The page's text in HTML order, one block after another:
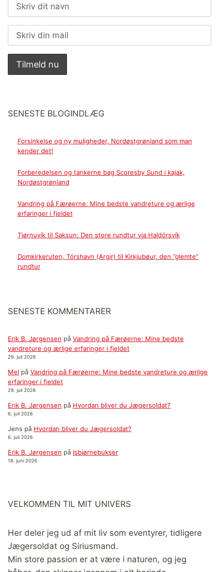
SENESTE BLOGINDLÆG
Forsinkelse og ny muligheder, Nordøstgrønland som man
kender det!
Forberedelsen og tankerne bag Scoresby Sund i kajak,
Nordøstgrønland
Vandring på Færøerne: Mine bedste vandreture og ærlige
erfaringer i fjeldet
Tjørnuvík til Saksun: Den store rundtur via Haldórsvík
Domkirkeruten, Tórshavn (Argir) til Kirkjubøur, den ”glemte”
rundtur
SENESTE KOMMENTARER
Erik B. Jørgensen på Vandring på Færøerne: Mine bedste
vandreture og ærlige erfaringer i fjeldet
29. juli 2026
Mel på Vandring på Færøerne: Mine bedste vandreture og ærlige
erfaringer i fjeldet
29. juli 2026
Erik B. Jørgensen på Hvordan bliver du Jægersoldat?
6. juli 2026
Jens på Hvordan bliver du Jægersoldat?
6. juli 2026
Erik B. Jørgensen på Isbjørnebukser
18. juni 2026
VELKOMMEN TIL MIT UNIVERS
Her deler jeg ud af mit liv som eventyrer, tidligere
Jægersoldat og Siriusmand.
Min store passion er at være i naturen, og jeg